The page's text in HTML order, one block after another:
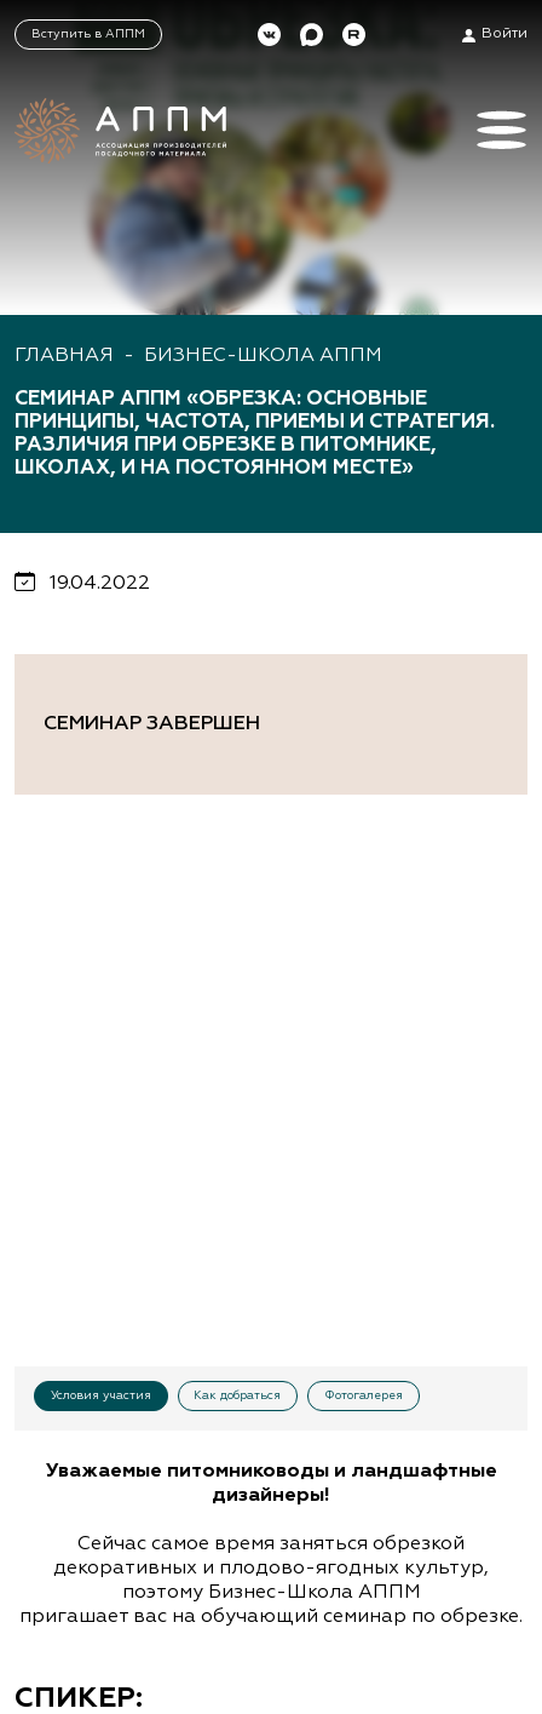
Вступить в АППМ Войти
ГЛАВНАЯ - БИЗНЕС-ШКОЛА АППМ
СЕМИНАР АППМ «ОБРЕЗКА: ОСНОВНЫЕ
ПРИНЦИПЫ, ЧАСТОТА, ПРИЕМЫ И СТРАТЕГИЯ.
РАЗЛИЧИЯ ПРИ ОБРЕЗКЕ В ПИТОМНИКЕ,
ШКОЛАХ, И НА ПОСТОЯННОМ МЕСТЕ»
19.04.2022
СЕМИНАР ЗАВЕРШЕН
Условия участия Как добраться Фотогалерея
Уважаемые питомниководы и ландшафтные
дизайнеры!
Сейчас самое время заняться обрезкой
декоративных и плодово-ягодных культур,
поэтому Бизнес-Школа АППМ
пригашает вас на обучающий семинар по обрезке.
СПИКЕР: